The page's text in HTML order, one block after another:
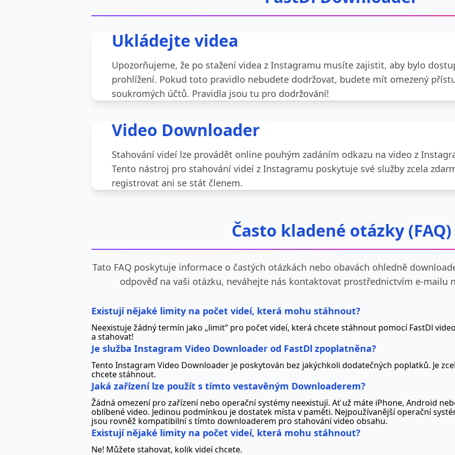
Ukládejte videa
Upozorňujeme, že po stažení videa z Instagramu musíte zajistit, aby bylo
prohlížení. Pokud toto pravidlo nebudete dodržovat, budete mít omezený
soukromých účtů. Pravidla jsou tu pro dodržování!
Video Downloader
Stahování videí lze provádět online pouhým zadáním odkazu na video z
Tento nástroj pro stahování videí z Instagramu poskytuje své služby zcela
registrovat ani se stát členem.
Často kladené otázky (FAQ)
Tato FAQ poskytuje informace o častých otázkách nebo obavách ohledně
odpověď na vaši otázku, neváhejte nás kontaktovat prostřednictvím e-mailu
Existují nějaké limity na počet videí, která mohu stáhnout?
Neexistuje žádný termín jako „limit“ pro počet videí, která chcete stáhnout pomocí FastDl
a stahovat!
Je služba Instagram Video Downloader od FastDl zpoplatněna?
Tento Instagram Video Downloader je poskytován bez jakýchkoli dodatečných poplatků. Je
chcete stáhnout.
Jaká zařízení lze použít s tímto vestavěným Downloaderem?
Žádná omezení pro zařízení nebo operační systémy neexistují. Ať už máte iPhone, Android
oblíbené video. Jedinou podmínkou je dostatek místa v paměti. Nejpoužívanější operační
jsou rovněž kompatibilní s tímto downloaderem pro stahování video obsahu.
Existují nějaké limity na počet videí, která mohu stáhnout?
Ne! Můžete stahovat, kolik videí chcete.